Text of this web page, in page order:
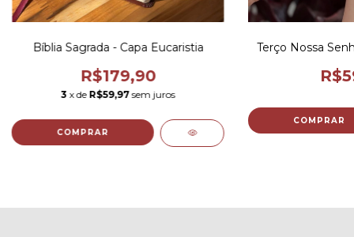
Bíblia Sagrada - Capa Eucaristia
R$179,90
3 x de R$59,97 sem juros
Terço Nossa